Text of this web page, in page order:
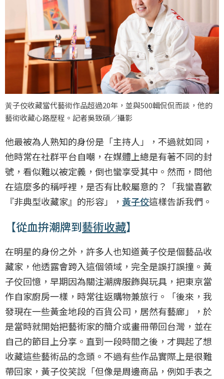
⿈子佼收藏當代藝術作品超過20年，並與500輯侃侃而談，他的
藝術收藏心路歷程。記者吳致碩／攝影
他最被為人熟知的身份是「主持人」，不過就如同，
他時常在社群平台自嘲，在媒體上總是有著不同的封
號，看似難以被定義，倒也蠻享受其中。然而，問他
在這麼多的稱呼裡，是否有比較屬意的？「我蠻喜歡
『非典型收藏家』的形容」， 黃子佼這樣告訴我們。
【從血拚潮牌到藝術收藏】
在明星的身份之外，許多人也知道黃子佼是個藝品收
藏家，他透露會跨入這個領域，完全是誤打誤撞。黃
子佼回憶，早期因為關注潮牌服飾與玩具，把東京當
作自家廚房一樣，時常往返購物兼旅行。「後來，我
發現在一些黃金地段的百貨公司，居然有藝廊」，於
是當時就開始把藝術家的簡介或畫冊帶回台灣，並在
自己的節目上分享。直到一段時間之後，才興起了想
收藏這些藝術品的念頭。不過有些作品實際上是很難
帶回家，黃子佼笑說「但像是周邊商品，例如手表之